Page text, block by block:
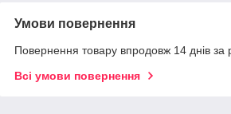
Умови повернення
Повернення товару впродовж 14 днів за
Всі умови повернення